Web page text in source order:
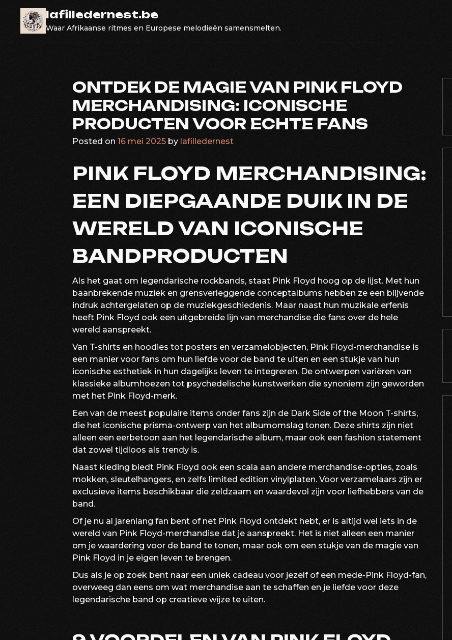
content
lafilledernest.be
Waar Afrikaanse ritmes en Europese melodieën samensmelten.
ONTDEK DE MAGIE VAN PINK FLOYD
MERCHANDISING: ICONISCHE
PRODUCTEN VOOR ECHTE FANS
Posted on 16 mei 2025 by lafilledernest
PINK FLOYD MERCHANDISING:
EEN DIEPGAANDE DUIK IN DE
WERELD VAN ICONISCHE
BANDPRODUCTEN
Als het gaat om legendarische rockbands, staat Pink Floyd hoog op de lijst. Met hun
baanbrekende muziek en grensverleggende conceptalbums hebben ze een blijvende
indruk achtergelaten op de muziekgeschiedenis. Maar naast hun muzikale erfenis
heeft Pink Floyd ook een uitgebreide lijn van merchandise die fans over de hele
wereld aanspreekt.
Van T-shirts en hoodies tot posters en verzamelobjecten, Pink Floyd-merchandise is
een manier voor fans om hun liefde voor de band te uiten en een stukje van hun
iconische esthetiek in hun dagelijks leven te integreren. De ontwerpen variëren van
klassieke albumhoezen tot psychedelische kunstwerken die synoniem zijn geworden
met het Pink Floyd-merk.
Een van de meest populaire items onder fans zijn de Dark Side of the Moon T-shirts,
die het iconische prisma-ontwerp van het albumomslag tonen. Deze shirts zijn niet
alleen een eerbetoon aan het legendarische album, maar ook een fashion statement
dat zowel tijdloos als trendy is.
Naast kleding biedt Pink Floyd ook een scala aan andere merchandise-opties, zoals
mokken, sleutelhangers, en zelfs limited edition vinylplaten. Voor verzamelaars zijn er
exclusieve items beschikbaar die zeldzaam en waardevol zijn voor liefhebbers van de
band.
Of je nu al jarenlang fan bent of net Pink Floyd ontdekt hebt, er is altijd wel iets in de
wereld van Pink Floyd-merchandise dat je aanspreekt. Het is niet alleen een manier
om je waardering voor de band te tonen, maar ook om een stukje van de magie van
Pink Floyd in je eigen leven te brengen.
Dus als je op zoek bent naar een uniek cadeau voor jezelf of een mede-Pink Floyd-fan,
overweeg dan eens om wat merchandise aan te schaffen en je liefde voor deze
legendarische band op creatieve wijze te uiten.